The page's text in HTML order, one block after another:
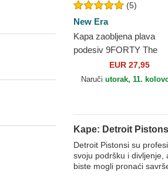
(5)
New Era
Kapa zaobljena plava
podesiv 9FORTY The
League Detroit Pistons
New Era
EUR 27,95
Naruči utorak, 11.
Kape: Detroit Pistons
Detroit Pistonsi su
svoju podršku i divljenje,
biste mogli pronaći